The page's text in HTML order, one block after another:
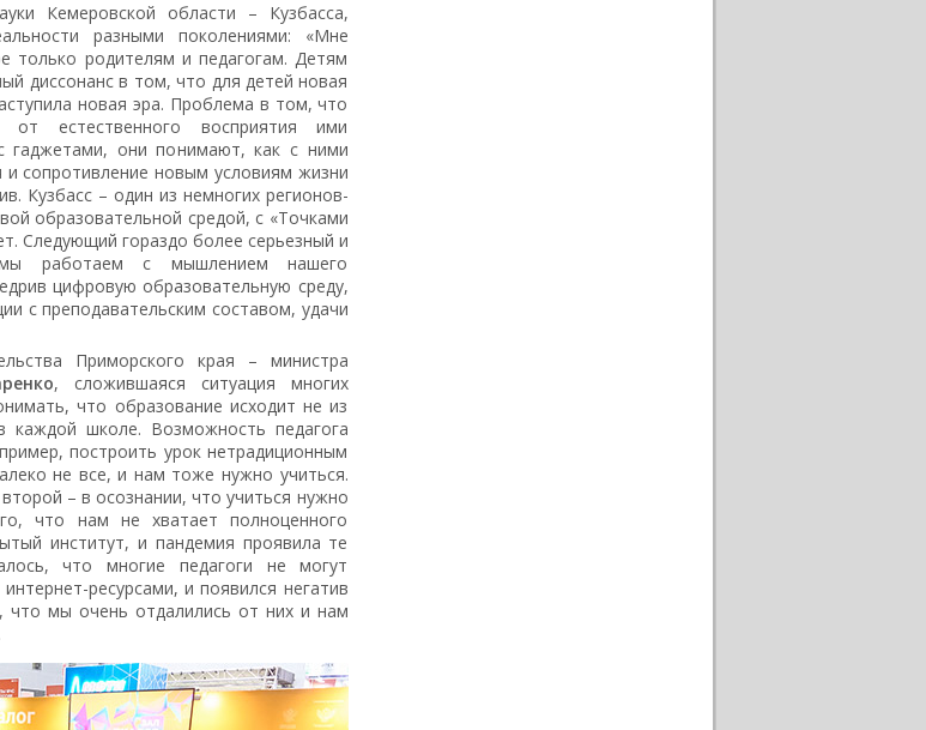
Кемеровской области – Кузбасса,
разными поколениями: «Мне
только родителям и педагогам. Детям
диссонанс в том, что для детей новая
новая эра. Проблема в том, что
естественного восприятия ими
гаджетами, они понимают, как с ними
и сопротивление новым условиям жизни
Кузбасс – один из немногих регионов-
образовательной средой, с «Точками
Следующий гораздо более серьезный и
работаем с мышлением нашего
цифровую образовательную среду,
с преподавательским составом, удачи
Приморского края – министра
, сложившаяся ситуация многих
что образование исходит не из
каждой школе. Возможность педагога
построить урок нетрадиционным
не все, и нам тоже нужно учиться.
– в осознании, что учиться нужно
что нам не хватает полноценного
институт, и пандемия проявила те
что многие педагоги не могут
ресурсами, и появился негатив
что мы очень отдалились от них и нам